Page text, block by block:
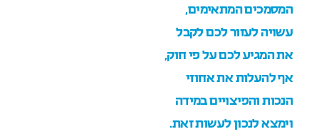
המסמכים המתאימים,
עשויה לעזור לכם לקבל
את המגיע לכם על פי חוק,
אף להעלות את אחוזי
הנכות והפיצויים במידה
וימצא לנכון לעשות זאת.